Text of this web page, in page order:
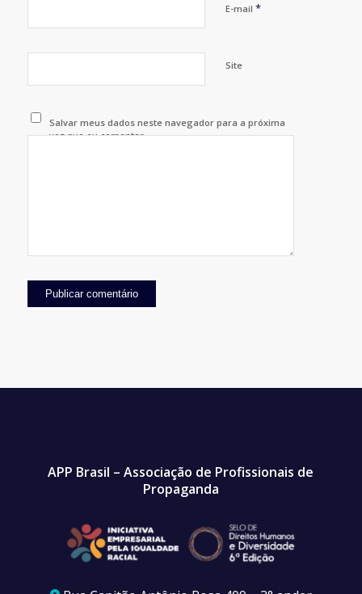
E-mail *
Site
Salvar meus dados neste navegador para a próxima
vez que eu comentar.
APP Brasil – Associação de Profissionais de
Propaganda